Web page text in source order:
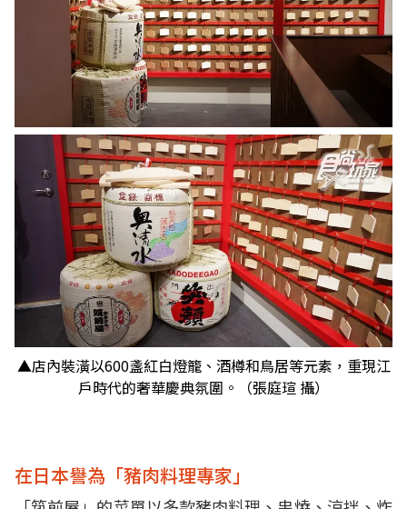
▲店內裝潢以600盞紅白燈籠、酒樽和鳥居等元素，重現江
戶時代的奢華慶典氛圍。（張庭瑄 攝）
在日本譽為「豬肉料理專家」